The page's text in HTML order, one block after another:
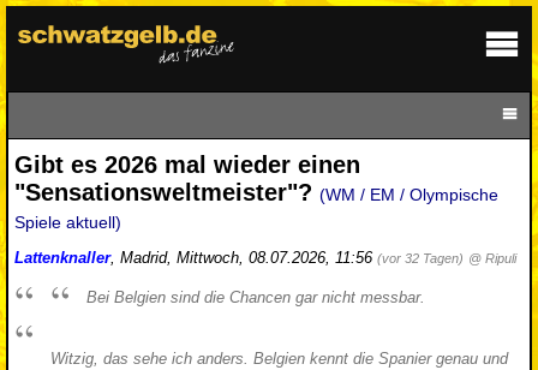
Gibt es 2026 mal wieder einen
"Sensationsweltmeister"? (WM / EM / Olympische
Spiele aktuell)
Lattenknaller, Madrid, Mittwoch, 08.07.2026, 11:56 (vor 32 Tagen) @ Ripuli
Bei Belgien sind die Chancen gar nicht messbar.
Witzig, das sehe ich anders. Belgien kennt die Spanier genau und